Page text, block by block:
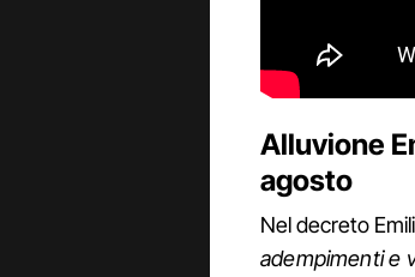
Alluvione
agosto
Nel decreto
adempimenti e